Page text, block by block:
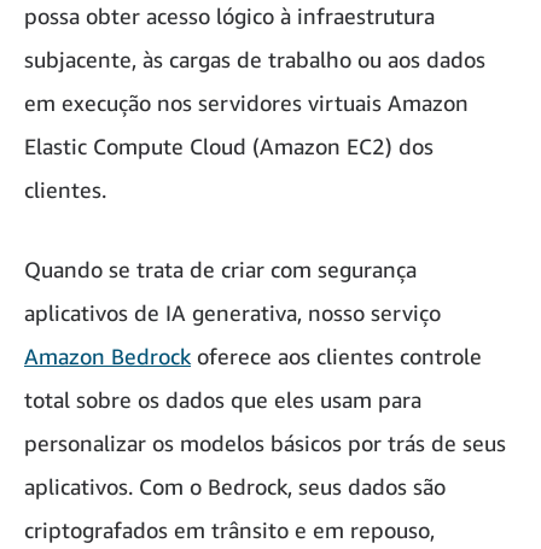
possa obter acesso lógico à infraestrutura
subjacente, às cargas de trabalho ou aos dados
em execução nos servidores virtuais Amazon
Elastic Compute Cloud (Amazon EC2) dos
clientes.
Quando se trata de criar com segurança
aplicativos de IA generativa, nosso serviço
Amazon Bedrock oferece aos clientes controle
total sobre os dados que eles usam para
personalizar os modelos básicos por trás de seus
aplicativos. Com o Bedrock, seus dados são
criptografados em trânsito e em repouso,